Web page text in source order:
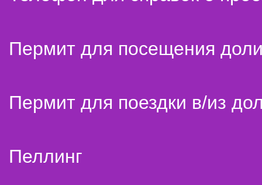
Пермит для посещения
Пермит для поездки в/из
Пеллинг